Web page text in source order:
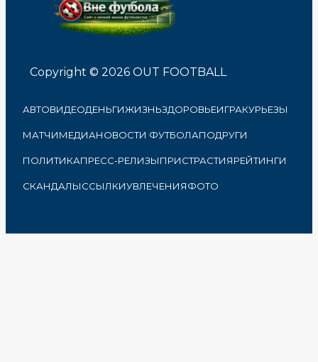
Copyright © 2026 OUT FOOTBALL
АВТОВИДЕОДЕНЬГИЖИЗНЬЗДОРОВЬЕИГРАКУРЬЕЗЫ
МАТЧИМЕДИАНОВОСТИ ФУТБОЛАПОДРУГИ
ПОЛИТИКАПРЕСС-РЕЛИЗЫПРИСТРАСТИЯРЕЙТИНГИ
СКАНДАЛЫССЫЛКИУВЛЕЧЕНИЯФОТО